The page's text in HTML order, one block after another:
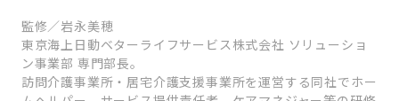
監修／岩永美穂
東京海上日動ベターライフサービス株式会社 ソリューショ
ン事業部 専門部長。
訪問介護事業所・居宅介護支援事業所を運営する同社でホー